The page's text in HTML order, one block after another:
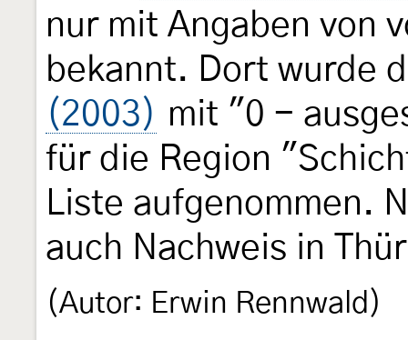
nur mit Angaben von
bekannt. Dort wurde
(2003) mit "0 -
für die Region
Liste aufgenommen.
auch Nachweis in
(Autor: Erwin Rennwald)